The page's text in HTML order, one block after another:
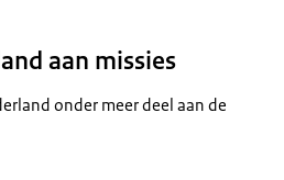
aan missies
onder meer deel aan de